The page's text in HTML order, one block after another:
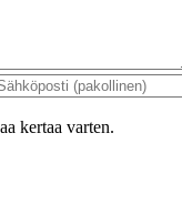
kertaa varten.